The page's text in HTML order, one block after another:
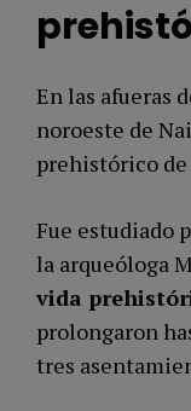
En las afueras
noroeste de
prehistórico
Fue estudiado
la arqueóloga
vida
prolongaron
tres